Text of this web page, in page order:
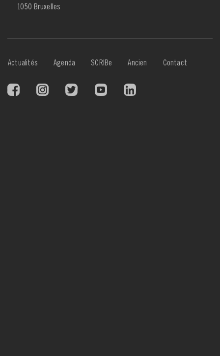
1050 Bruxelles
Menu
Footer
3
Actualités Agenda SCRIBe Ancien Contact